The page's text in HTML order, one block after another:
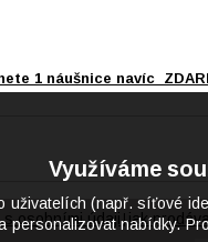
1 náušnice navíc
s osobními údaji | jak
Využíváme
(např. síťové
nabídky.